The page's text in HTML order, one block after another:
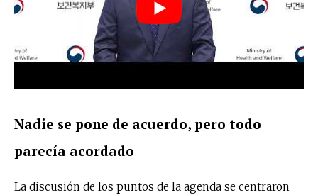
Nadie se pone de acuerdo, pero todo
parecía acordado
La discusión de los puntos de la agenda se centraron